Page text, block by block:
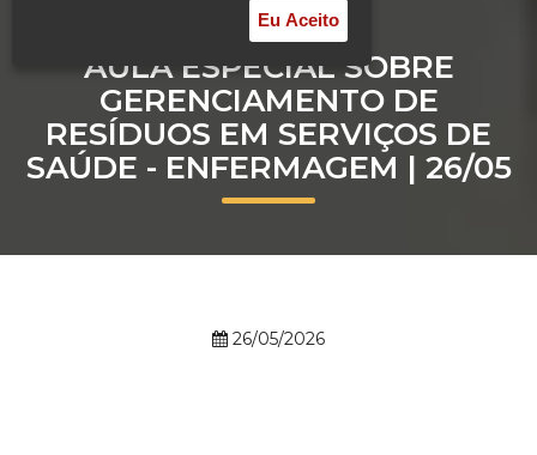
Transferência
Reingresso
Prouni
Desconto de pontualidade
Biblioteca
AULA ESPECIAL SOBRE
GERENCIAMENTO DE
RESÍDUOS EM SERVIÇOS DE
SAÚDE - ENFERMAGEM | 26/05
26/05/2026
Eu Aceito